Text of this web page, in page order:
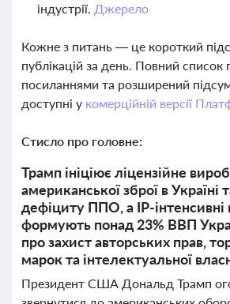
індустрії. Джерело
Кожне з питань — це короткий
публікацій за день. Повний
посиланнями та розширений
доступні у комерційній версії
Стисло про головне:
Трамп ініціює ліцензійне
американської зброї в Україні
дефіциту ППО, а IP-інтенсивні
формують понад 23% ВВП
про захист авторських прав,
марок та інтелектуальної
Президент США Дональд Трамп